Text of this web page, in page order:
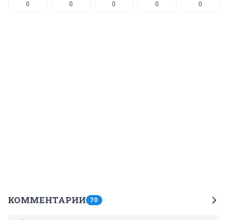
0 0 0 0 0
КОММЕНТАРИИ 70